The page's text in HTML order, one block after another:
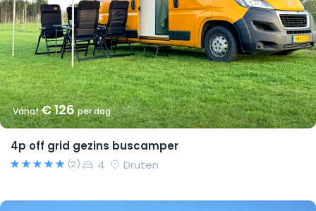
Vanaf€ 126per dag
4p off grid gezins buscamper
(2) 4 Druten